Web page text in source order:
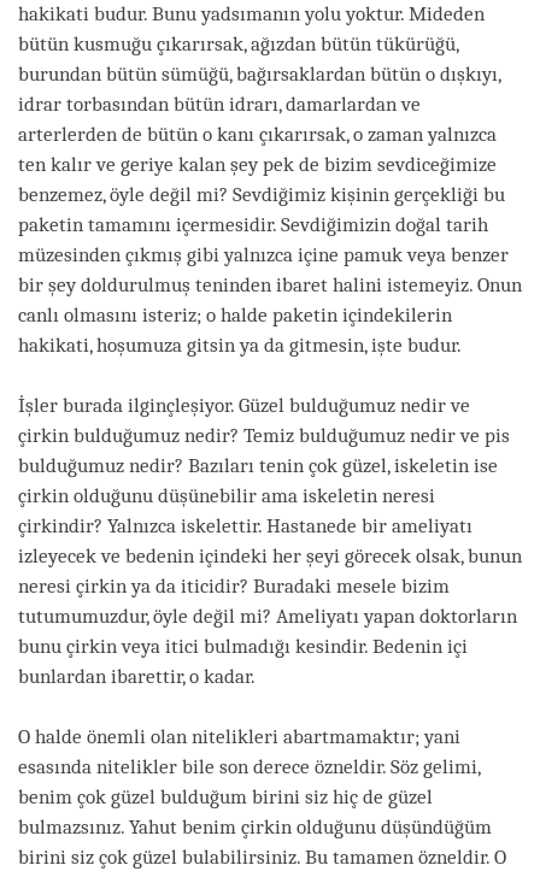
hakikati budur. Bunu yadsımanın yolu yoktur. Mideden
bütün kusmuğu çıkarırsak, ağızdan bütün tükürüğü,
burundan bütün sümüğü, bağırsaklardan bütün o dışkıyı,
idrar torbasından bütün idrarı, damarlardan ve
arterlerden de bütün o kanı çıkarırsak, o zaman yalnızca
ten kalır ve geriye kalan şey pek de bizim sevdiceğimize
benzemez, öyle değil mi? Sevdiğimiz kişinin gerçekliği bu
paketin tamamını içermesidir. Sevdiğimizin doğal tarih
müzesinden çıkmış gibi yalnızca içine pamuk veya benzer
bir şey doldurulmuş teninden ibaret halini istemeyiz. Onun
canlı olmasını isteriz; o halde paketin içindekilerin
hakikati, hoşumuza gitsin ya da gitmesin, işte budur.
İşler burada ilginçleşiyor. Güzel bulduğumuz nedir ve
çirkin bulduğumuz nedir? Temiz bulduğumuz nedir ve pis
bulduğumuz nedir? Bazıları tenin çok güzel, iskeletin ise
çirkin olduğunu düşünebilir ama iskeletin neresi
çirkindir? Yalnızca iskelettir. Hastanede bir ameliyatı
izleyecek ve bedenin içindeki her şeyi görecek olsak, bunun
neresi çirkin ya da iticidir? Buradaki mesele bizim
tutumumuzdur, öyle değil mi? Ameliyatı yapan doktorların
bunu çirkin veya itici bulmadığı kesindir. Bedenin içi
bunlardan ibarettir, o kadar.
O halde önemli olan nitelikleri abartmamaktır; yani
esasında nitelikler bile son derece özneldir. Söz gelimi,
benim çok güzel bulduğum birini siz hiç de güzel
bulmazsınız. Yahut benim çirkin olduğunu düşündüğüm
birini siz çok güzel bulabilirsiniz. Bu tamamen özneldir. O